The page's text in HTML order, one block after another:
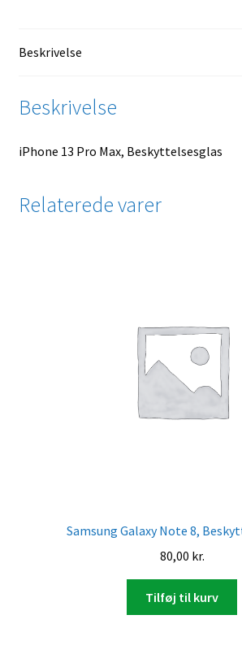
Beskrivelse
Beskrivelse
iPhone 13 Pro Max, Beskyttelsesglas
Relaterede varer
Samsung Galaxy Note 8,
80,00 kr.
Tilføj til kurv